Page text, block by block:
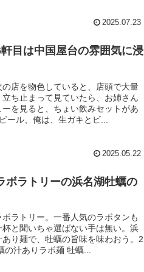
2025.07.23
目は中国屋台の雰囲気に浸
店を物色していると、店頭で大量
ち止まって見ていたら、お姉さん
を見ると、ちょい飲みセットがあ
ール、俺は、生ガキとビ...
2025.05.22
ボラトリーの浜名湖牡蠣の
ラトリー。一番人気のラボタンも
と聞いちゃ選ばない手は無い。浜
り麺で、牡蠣の旨味を味わおう。2
汁ありラボ麺 牡蠣...